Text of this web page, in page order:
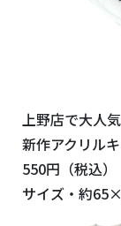
上野店で大人
新作アクリル
550円（税込）
サイズ・約